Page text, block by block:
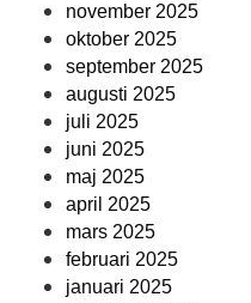
november 2025
oktober 2025
september 2025
augusti 2025
juli 2025
juni 2025
maj 2025
april 2025
mars 2025
februari 2025
januari 2025